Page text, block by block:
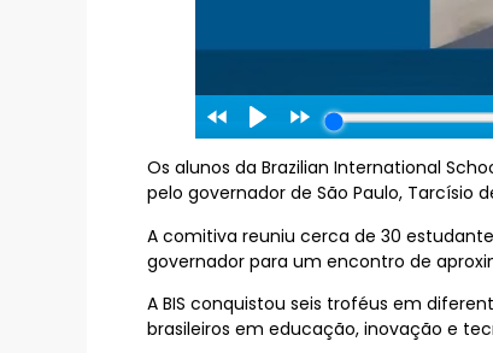
Os alunos da Brazilian International
pelo governador de São Paulo, Tarcísio
A comitiva reuniu cerca de 30
governador para um encontro de
A BIS conquistou seis troféus em
brasileiros em educação, inovação e